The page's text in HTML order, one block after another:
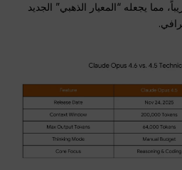
مما يجعله “المعيار الذهبي” الجديد